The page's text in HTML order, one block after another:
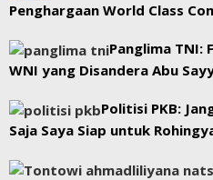
Penghargaan World Class
Panglima TNI:
WNI yang Disandera Abu
Politisi PKB:
Saja Saya Siap untuk